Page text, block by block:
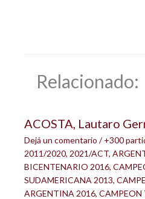
Relacionado:
ACOSTA, Lautaro
Dejá un comentario /+300
2011/2020, 2021/ACT,
BICENTENARIO 2016,
SUDAMERICANA 2013,
ARGENTINA 2016, CAMPEON